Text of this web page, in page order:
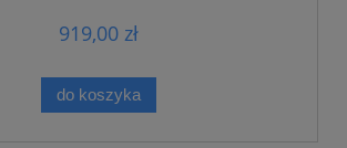
919,00 zł
do koszyka